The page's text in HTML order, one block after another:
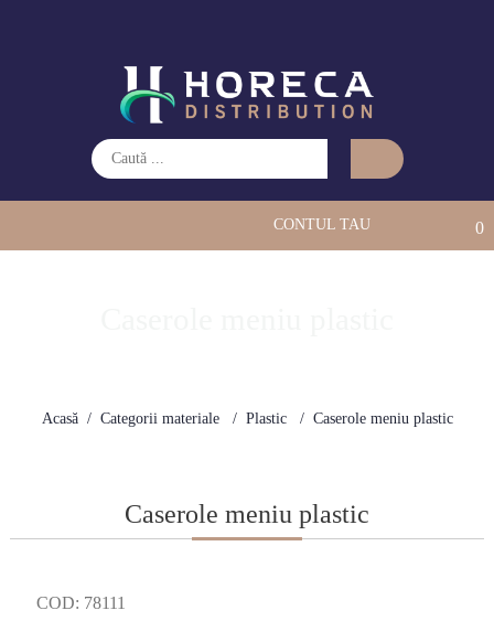
CONTUL TAU 0
Acasă Categorii materiale Plastic Caserole meniu plastic
Caserole meniu plastic
COD: 78111